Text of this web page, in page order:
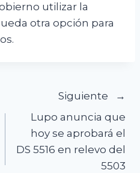
utilizar la
otra opción para
Siguiente
Lupo anuncia que
hoy se aprobará el
DS 5516 en relevo del
5503